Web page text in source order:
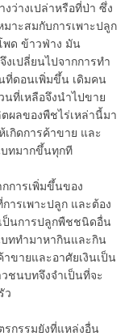
ว่างเปล่าหรือที่ป่า ซึ่ง
าะสมกับการเพาะปลูก
พด ข้าวฟ่าง มัน
เปลี่ยนไปจากการทำ
ที่ดอนเพิ่มขึ้น เดิมคน
ที่เหลือจึงนำไปขาย
ตผลของพืชไร่เหล่านี้มา
กิดการค้าขาย และ
ทมากขึ้นทุกที
ารเพิ่มขึ้นของ
รเพาะปลูก และต้อง
ป็นการปลูกพืชชนิดอื่น
ททำมาหากินและกิน
ขายและอาศัยเงินเป็น
ชนบทจึงจำเป็นที่จะ
ว
กรรมยังที่แหล่งอื่น